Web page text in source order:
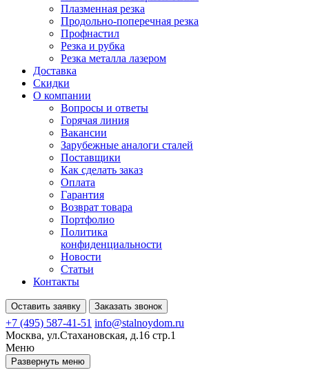
Плазменная резка
Продольно-поперечная резка
Профнастил
Резка и рубка
Резка металла лазером
Доставка
Скидки
О компании
Вопросы и ответы
Горячая линия
Вакансии
Зарубежные аналоги сталей
Поставщики
Как сделать заказ
Оплата
Гарантия
Возврат товара
Портфолио
Политика
конфиденциальности
Новости
Статьи
Контакты
Оставить заявку Заказать звонок
+7 (495) 587-41-51 info@stalnoydom.ru
Москва, ул.Стахановская, д.16 стр.1
Меню
Развернуть меню